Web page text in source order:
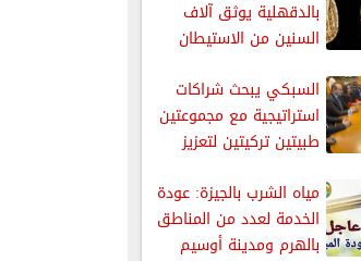
بالدقهلية يوثق آلاف
السنين من الاستيطان
السبكي يبحث شراكات
استراتيجية مع مجموعتين
طبيتين تركيتين لتعزيز
مياه الشرب بالجيزة: عودة
الخدمة لعدد من المناطق
بالهرم ومدينة أوسيم